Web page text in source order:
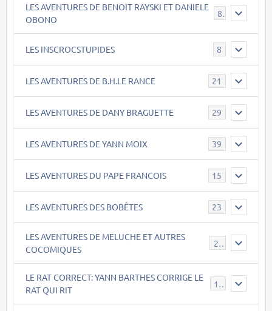
LES AVENTURES DE BENOIT RAYSKI ET DANIELE
OBONO
8
LES INSCROCSTUPIDES 8
LES AVENTURES DE B.H.LE RANCE 21
LES AVENTURES DE DANY BRAGUETTE 29
LES AVENTURES DE YANN MOIX 39
LES AVENTURES DU PAPE FRANCOIS 15
LES AVENTURES DES BOBÊTES 23
LES AVENTURES DE MELUCHE ET AUTRES
COCOMIQUES
22
LE RAT CORRECT: YANN BARTHES CORRIGE LE
RAT QUI RIT
15